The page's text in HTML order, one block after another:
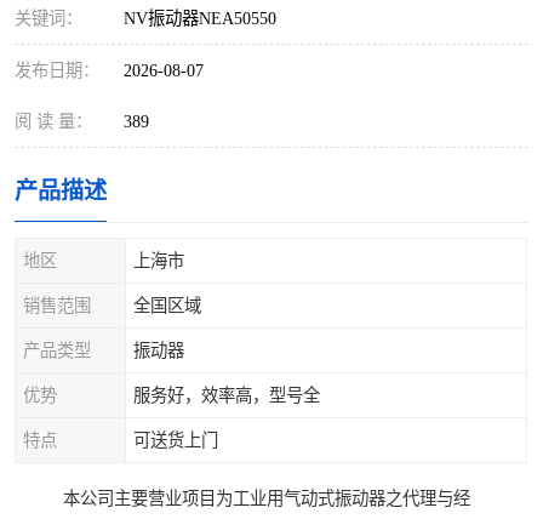
关键词： NV振动器NEA50550
发布日期： 2026-08-07
阅 读 量： 389
产品描述
地区 上海市
销售范围 全国区域
产品类型 振动器
优势 服务好，效率高，型号全
特点 可送货上门
本公司主要营业项目为工业用气动式振动器之代理与经